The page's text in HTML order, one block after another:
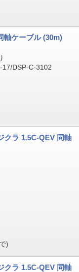
軸ケーブル (30m)
DSP-C-3102
クラ 1.5C-QEV 同軸
)
クラ 1.5C-QEV 同軸